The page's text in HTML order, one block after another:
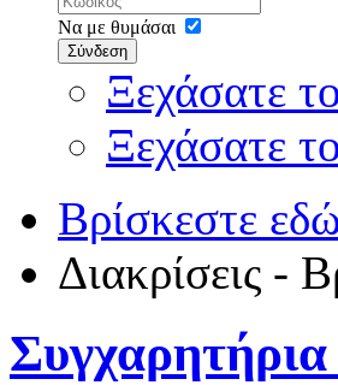
Να με θυμάσαι
Σύνδεση
Ξεχάσατε
Ξεχάσατε
Βρίσκεστε
Διακρίσεις -
Συγχαρητήρια